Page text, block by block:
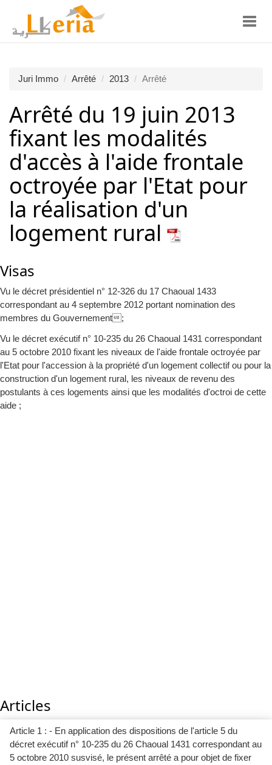
Juri Immo Arrêté 2013 Arrêté
Arrêté du 19 juin 2013
fixant les modalités
d'accès à l'aide frontale
octroyée par l'Etat pour
la réalisation d'un
logement rural
Visas
Vu le décret présidentiel n° 12-326 du 17 Chaoual 1433
correspondant au 4 septembre 2012 portant nomination des
membres du Gouvernement;
Vu le décret exécutif n° 10-235 du 26 Chaoual 1431 correspondant
au 5 octobre 2010 fixant les niveaux de l'aide frontale octroyée par
l'Etat pour l'accession à la propriété d'un logement collectif ou pour la
construction d'un logement rural, les niveaux de revenu des
postulants à ces logements ainsi que les modalités d'octroi de cette
aide ;
Articles
Article 1 : - En application des dispositions de l'article 5 du
décret exécutif n° 10-235 du 26 Chaoual 1431 correspondant au
5 octobre 2010 susvisé, le présent arrêté a pour objet de fixer